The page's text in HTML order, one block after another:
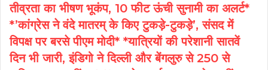
तीव्रता का भीषण भूकंप, 10 फीट ऊंची सुनामी का अलर्ट*
*’कांग्रेस ने वंदे मातरम् के किए टुकड़े-टुकड़े’, संसद में
विपक्ष पर बरसे पीएम मोदी* *यात्रियों की परेशानी सातवें
दिन भी जारी, इंडिगो ने दिल्ली और बेंगलुरु से 250 से